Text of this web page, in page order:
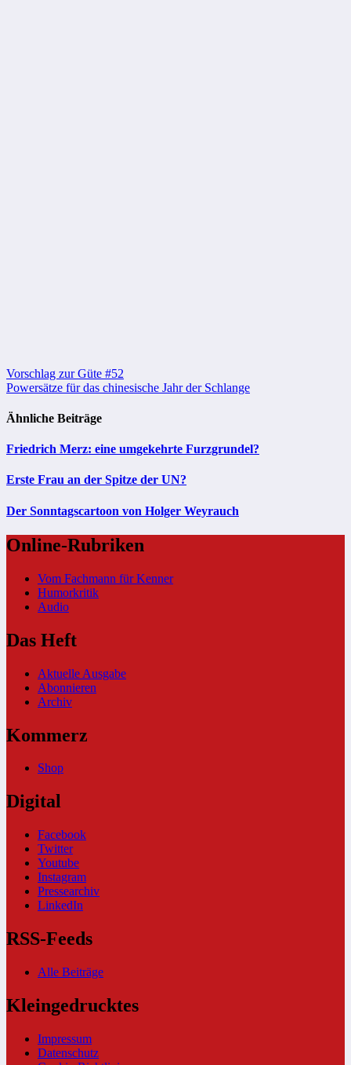
Beitragsnavigation
Vorschlag zur Güte #52
Powersätze für das chinesische Jahr der Schlange
Ähnliche Beiträge
Friedrich Merz: eine umgekehrte Furzgrundel?
Erste Frau an der Spitze der UN?
Der Sonntagscartoon von Holger Weyrauch
Online-Rubriken
Vom Fachmann für Kenner
Humorkritik
Audio
Das Heft
Aktuelle Ausgabe
Abonnieren
Archiv
Kommerz
Shop
Digital
Facebook
Twitter
Youtube
Instagram
Pressearchiv
LinkedIn
RSS-Feeds
Alle Beiträge
Kleingedrucktes
Impressum
Datenschutz